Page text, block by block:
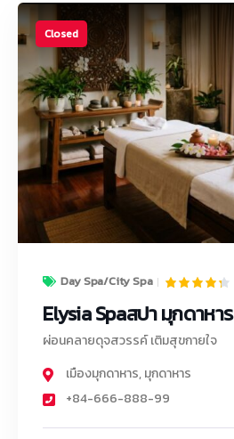
Closed
Day Spa/City Spa
Elysia Spaสปา มุกดาหาร
ผ่อนคลายดุจสวรรค์ เติมสุขกายใจ
เมืองมุกดาหาร,มุกดาหาร
+84-666-888-99